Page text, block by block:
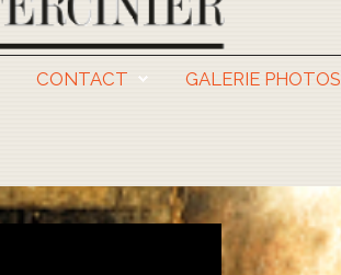
CONTACT GALERIE PHOTOS